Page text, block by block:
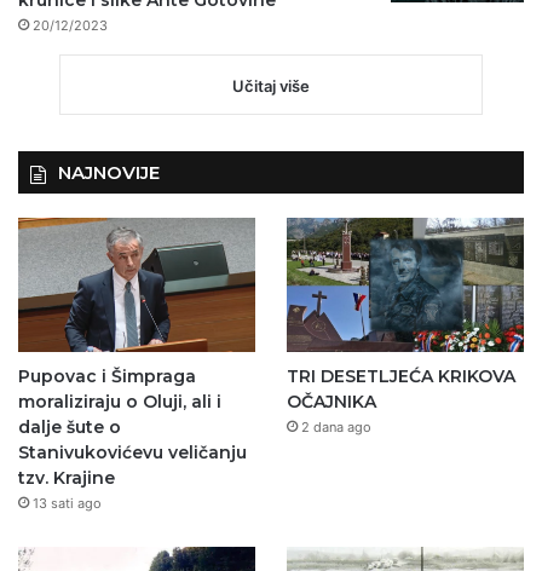
20/12/2023
Učitaj više
NAJNOVIJE
Pupovac i Šimpraga
moraliziraju o Oluji, ali i
dalje šute o
Stanivukovićevu veličanju
tzv. Krajine
13 sati ago
TRI DESETLJEĆA KRIKOVA
OČAJNIKA
2 dana ago